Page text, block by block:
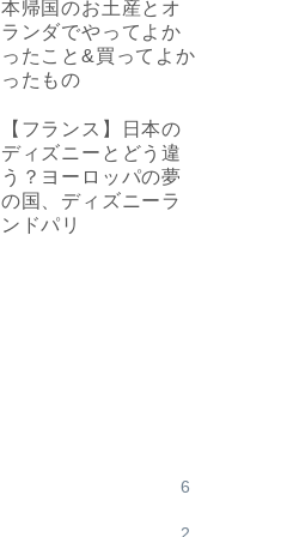
本帰国のお土産とオ
ランダでやってよか
ったこと&買ってよか
ったもの
【フランス】日本の
ディズニーとどう違
う？ヨーロッパの夢
の国、ディズニーラ
ンドパリ
6